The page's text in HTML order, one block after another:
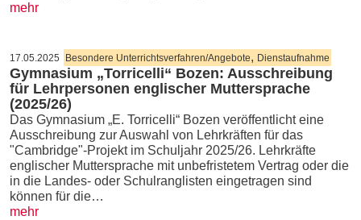
mehr
17.05.2025 Besondere Unterrichtsverfahren/Angebote, Dienstaufnahme
Gymnasium „Torricelli“ Bozen: Ausschreibung
für Lehrpersonen englischer Muttersprache
(2025/26)
Das Gymnasium „E. Torricelli“ Bozen veröffentlicht eine
Ausschreibung zur Auswahl von Lehrkräften für das
"Cambridge"-Projekt im Schuljahr 2025/26. Lehrkräfte
englischer Muttersprache mit unbefristetem Vertrag oder die
in die Landes- oder Schulranglisten eingetragen sind
können für die…
mehr